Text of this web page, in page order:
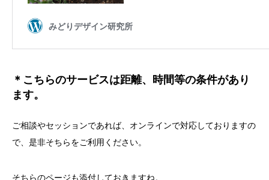
＊こちらのサービスは距離、時間等の条件があり
ます。
ご相談やセッションであれば、オンラインで対応しておりますの
で、是非そちらをご利用ください。
そちらのページも添付しておきますね。